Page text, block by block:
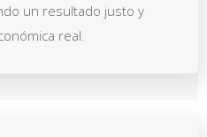
un resultado justo y
real.